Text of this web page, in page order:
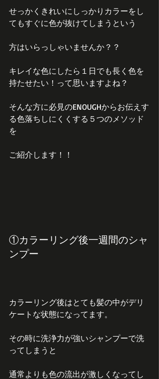
せっかくきれいにしっかりカラーをし
てもすぐに色が抜けてしまうという
方はいらっしゃいませんか？？
キレイな色にしたら１日でも長く色を
持たせたい！って思いますよね？
そんな方に必見のENOUGHからお伝えす
る色落ちしにくくする５つのメソッド
を
ご紹介します！！
①カラーリング後一週間のシャ
ンプー
カラーリング後はとても髪の中がデリ
ケートな状態になってます。
その時に洗浄力が強いシャンプーで洗
ってしまうと
通常よりも色の流出が激しくなってし